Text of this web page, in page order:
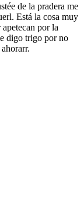
de la pradera me
Está la cosa muy
por la
digo trigo por no